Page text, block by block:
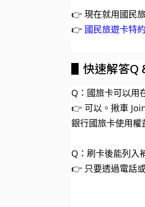
👉 現在就用國民
👉 國民旅遊卡特
▋快速解答Q
Q：國旅卡可以用
👉 可以。揪車
銀行國旅卡使用權
Q：刷卡後能列入
👉 只要透過電話